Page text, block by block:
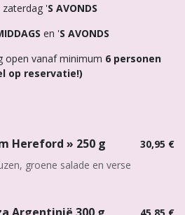
'S AVONDS
en 'S AVONDS
open vanaf minimum 6 personen
op reservatie!)
Hereford » 250 g
30,95 €
groene salade en verse
Argentinië 300 g 45,85 €